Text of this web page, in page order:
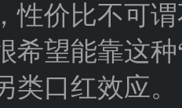
性价比不可
希望能靠这
类口红效应。